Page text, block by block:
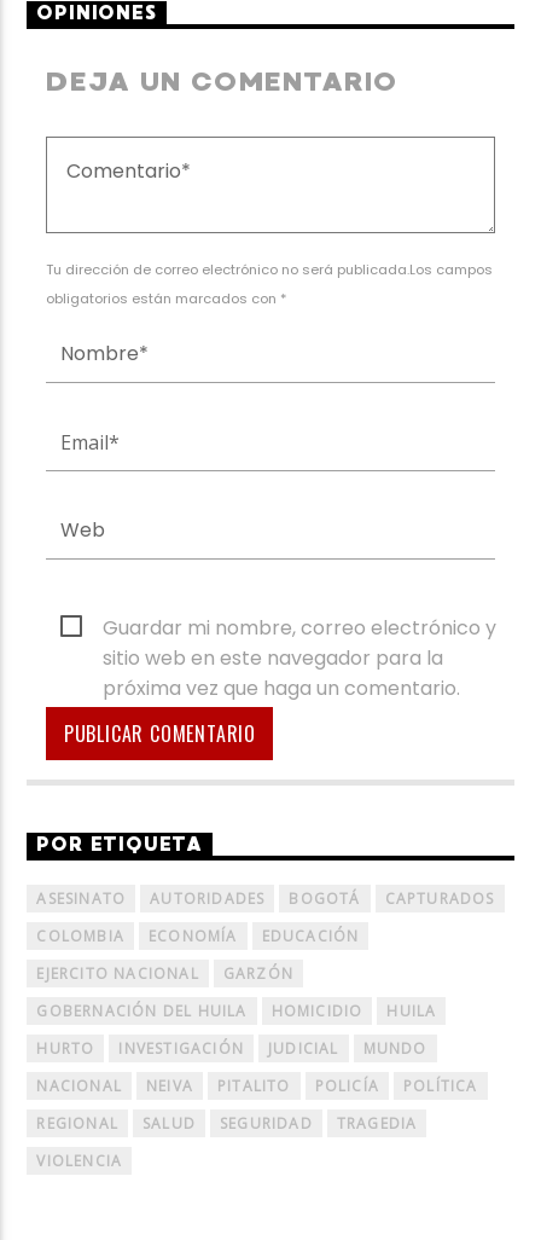
OPINIONES
DEJA UN COMENTARIO
Tu dirección de correo electrónico no será publicada.Los campos
obligatorios están marcados con *
Guardar mi nombre, correo electrónico y
sitio web en este navegador para la
próxima vez que haga un comentario.
POR ETIQUETA
ASESINATO AUTORIDADES BOGOTÁ
CAPTURADOS
COLOMBIA
ECONOMÍA
EDUCACIÓN
EJERCITO NACIONAL
GARZÓN
GOBERNACIÓN DEL HUILA
HOMICIDIO
HUILA
HURTO
INVESTIGACIÓN JUDICIAL
MUNDO
NACIONAL
NEIVA PITALITO POLICÍA
POLÍTICA
REGIONAL
SALUD SEGURIDAD
TRAGEDIA
VIOLENCIA